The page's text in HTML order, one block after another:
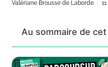
Valériane Brousse de Laborde
Au sommaire de